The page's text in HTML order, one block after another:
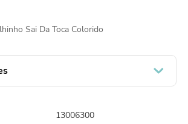
Sai Da Toca Colorido
13006300